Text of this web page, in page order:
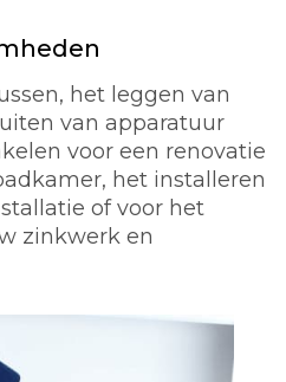
het leggen van
van apparatuur
voor een renovatie
het installeren
of voor het
zinkwerk en